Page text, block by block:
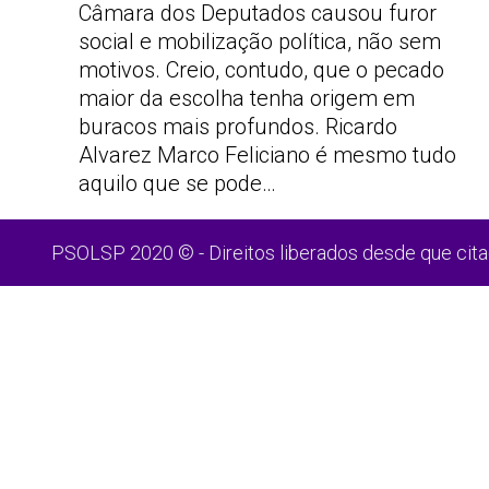
Câmara dos Deputados causou furor
social e mobilização política, não sem
motivos. Creio, contudo, que o pecado
maior da escolha tenha origem em
buracos mais profundos. Ricardo
Alvarez Marco Feliciano é mesmo tudo
aquilo que se pode…
PSOLSP 2020 © - Direitos liberados desde que